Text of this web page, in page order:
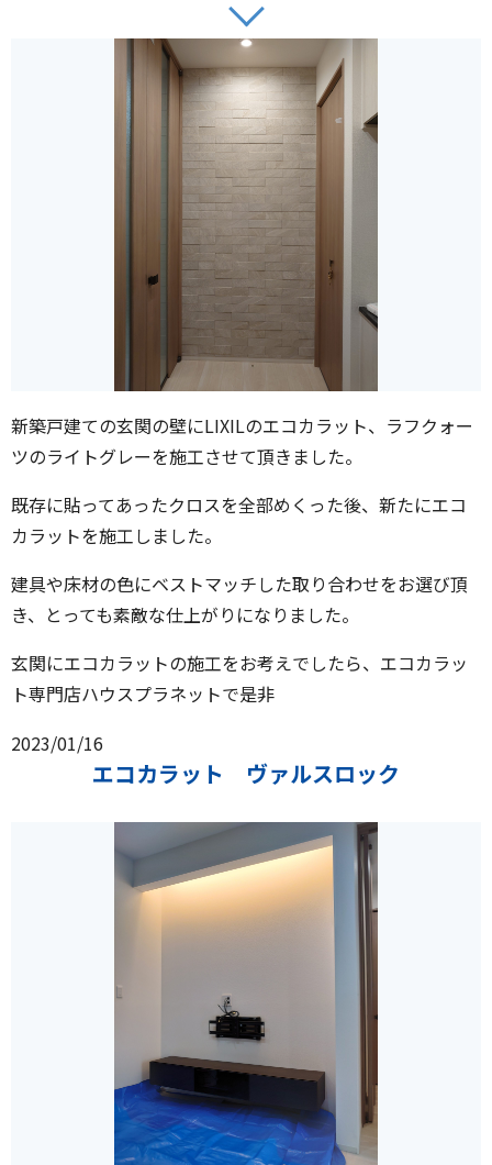
新築戸建ての玄関の壁にLIXILのエコカラット、ラフクォー
ツのライトグレーを施工させて頂きました。
既存に貼ってあったクロスを全部めくった後、新たにエコ
カラットを施工しました。
建具や床材の色にベストマッチした取り合わせをお選び頂
き、とっても素敵な仕上がりになりました。
玄関にエコカラットの施工をお考えでしたら、エコカラッ
ト専門店ハウスプラネットで是非
2023/01/16
エコカラット ヴァルスロック